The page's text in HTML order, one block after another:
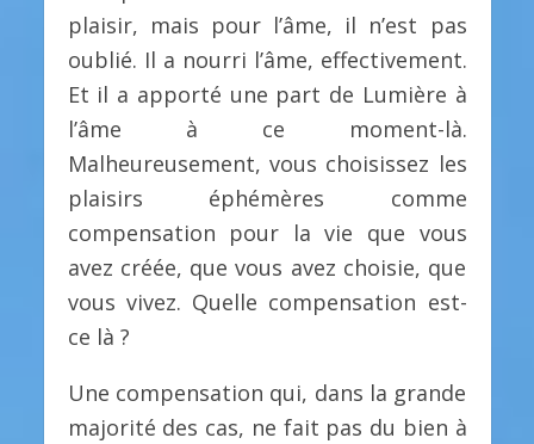
plaisir, mais pour l’âme, il n’est pas
oublié. Il a nourri l’âme, effectivement.
Et il a apporté une part de Lumière à
l’âme à ce moment-là.
Malheureusement, vous choisissez les
plaisirs éphémères comme
compensation pour la vie que vous
avez créée, que vous avez choisie, que
vous vivez. Quelle compensation est-
ce là ?
Une compensation qui, dans la grande
majorité des cas, ne fait pas du bien à